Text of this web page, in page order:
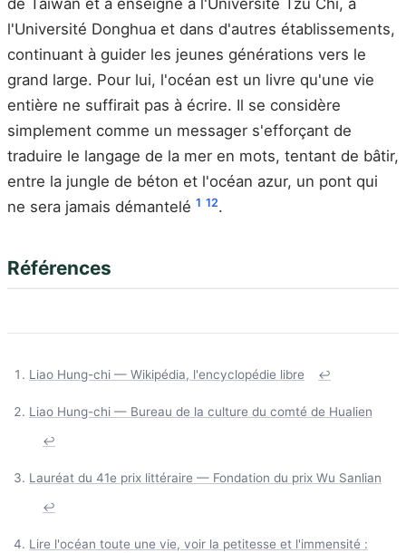
de Taïwan et a enseigné à l'Université Tzu Chi, à
l'Université Donghua et dans d'autres établissements,
continuant à guider les jeunes générations vers le
grand large. Pour lui, l'océan est un livre qu'une vie
entière ne suffirait pas à écrire. Il se considère
simplement comme un messager s'efforçant de
traduire le langage de la mer en mots, tentant de bâtir,
entre la jungle de béton et l'océan azur, un pont qui
ne sera jamais démantelé 1 12.
Références
Liao Hung-chi — Wikipédia, l'encyclopédie libre ↩
Liao Hung-chi — Bureau de la culture du comté de Hualien
↩
Lauréat du 41e prix littéraire — Fondation du prix Wu Sanlian
↩
Lire l'océan toute une vie, voir la petitesse et l'immensité :